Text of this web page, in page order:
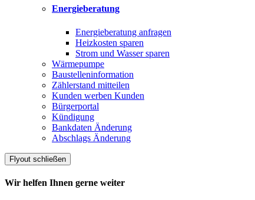
Energieberatung
Energieberatung anfragen
Heizkosten sparen
Strom und Wasser sparen
Wärmepumpe
Baustelleninformation
Zählerstand mitteilen
Kunden werben Kunden
Bürgerportal
Kündigung
Bankdaten Änderung
Abschlags Änderung
Flyout schließen
Wir helfen Ihnen gerne weiter